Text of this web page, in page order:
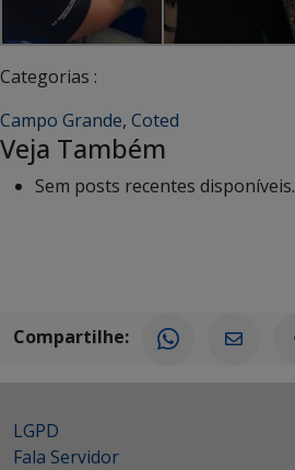
Categorias :
Campo Grande, Coted
Veja Também
Sem posts recentes disponíveis.
Compartilhe:
LGPD
Fala Servidor